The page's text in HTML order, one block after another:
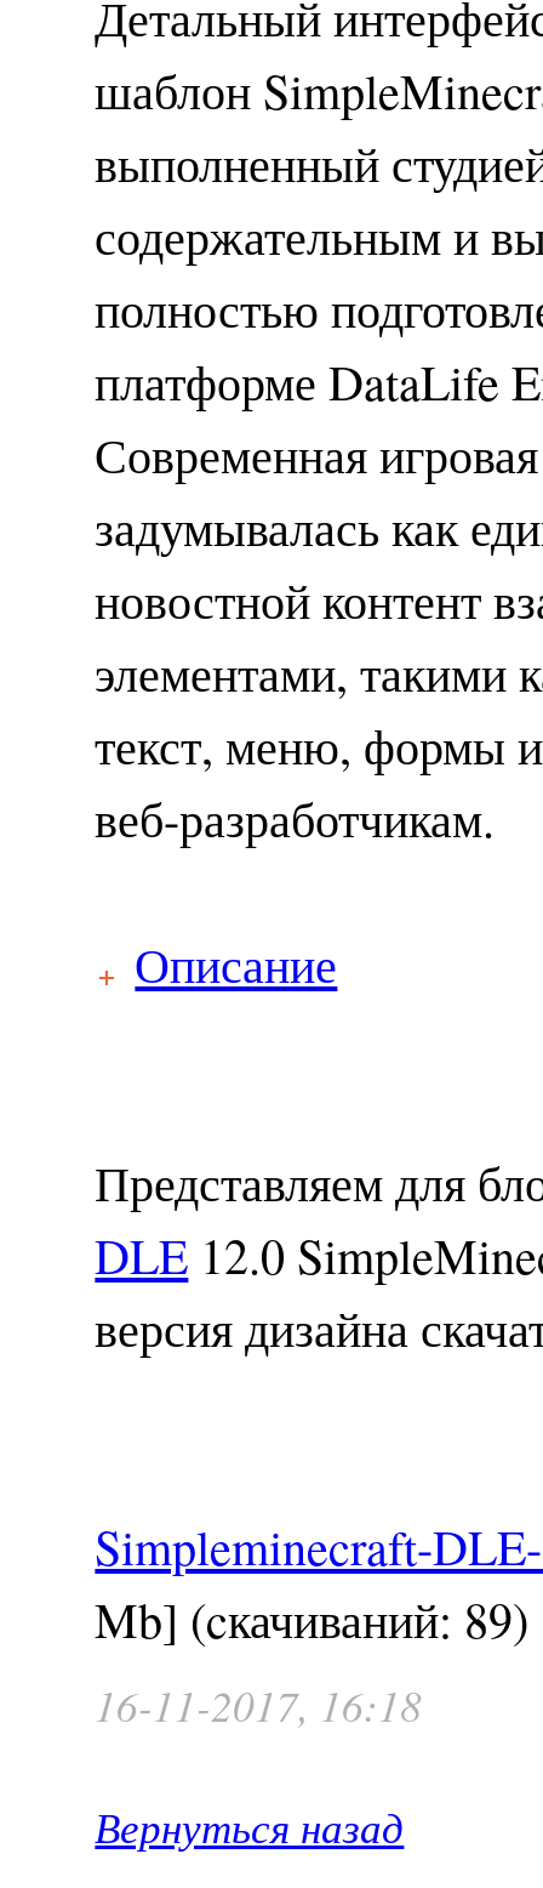
Детальный
шаблон
выполненный
содержательным и
полностью
платформе DataLife
Современная
задумывалась как
новостной контент
элементами, такими
текст, меню, формы
веб-разработчикам.
Описание
Представляем для
DLE 12.0
версия дизайна
Simpleminecraft-
Mb] (cкачиваний: 89)
16-11-2017, 16:18
Вернуться назад